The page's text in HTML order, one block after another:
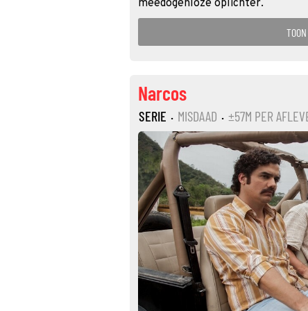
meedogenloze oplichter.
Narcos
SERIE · MISDAAD · ±57M PER